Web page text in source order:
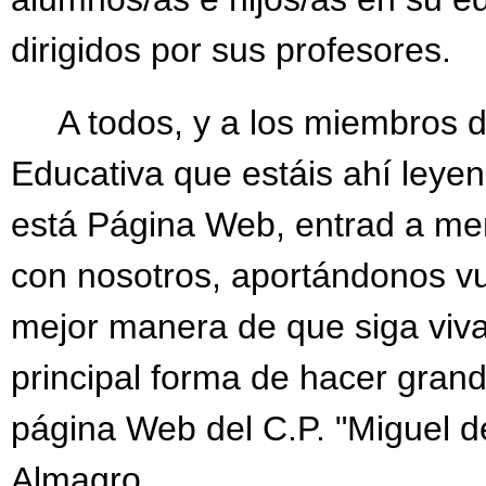
dirigidos por sus profesores.
A todos, y a los miembros
Educativa que estáis ahí
está Página Web, entrad a
con nosotros, aportándonos
mejor manera de que siga
principal forma de hacer
página Web del C.P. "Miguel